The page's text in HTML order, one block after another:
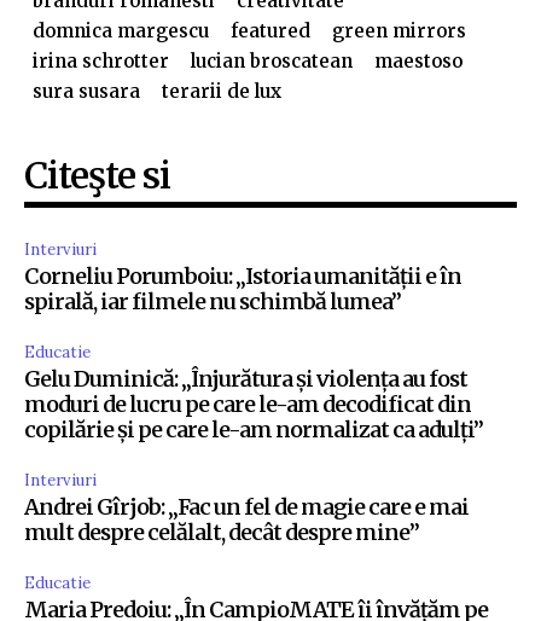
domnica margescu
featured
green mirrors
irina schrotter
lucian broscatean
maestoso
sura susara
terarii de lux
Citeşte si
Interviuri
Corneliu Porumboiu: „Istoria umanității e în
spirală, iar filmele nu schimbă lumea”
Educatie
Gelu Duminică: „Înjurătura și violența au fost
moduri de lucru pe care le-am decodificat din
copilărie și pe care le-am normalizat ca adulți”
Interviuri
Andrei Gîrjob: „Fac un fel de magie care e mai
mult despre celălalt, decât despre mine”
Educatie
Maria Predoiu: „În CampioMATE îi învățăm pe